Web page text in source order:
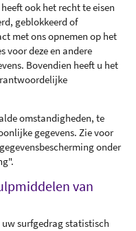
ook het recht te eisen
geblokkeerd of
met ons opnemen op het
voor deze en andere
Bovendien heeft u het
omstandigheden, te
gegevens. Zie voor
onder
van
uw surfgedrag statistisch